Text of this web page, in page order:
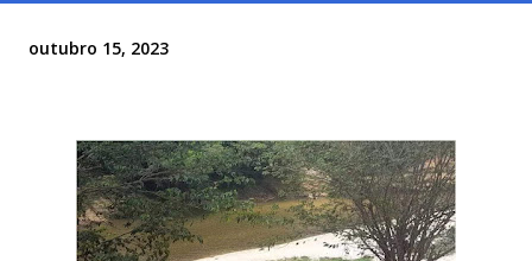
outubro 15, 2023